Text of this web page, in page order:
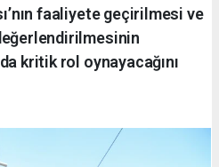
faaliyete geçirilmesi ve
kritik rol oynayacağını